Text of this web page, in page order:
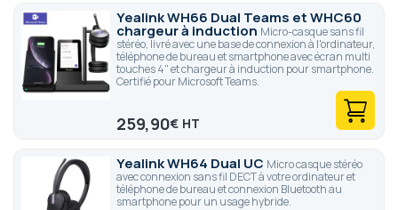
Yealink WH66 Dual Teams et WHC60
chargeur à induction Micro-casque sans fil
stéréo, livré avec une base de connexion à l'ordinateur,
téléphone de bureau et smartphone avec écran multi
touches 4" et chargeur à induction pour smartphone.
Certifié pour Microsoft Teams.
259,90€
Yealink WH64 Dual UC Micro casque stéréo
avec connexion sans fil DECT à votre ordinateur et
téléphone de bureau et connexion Bluetooth au
smartphone pour un usage hybride.